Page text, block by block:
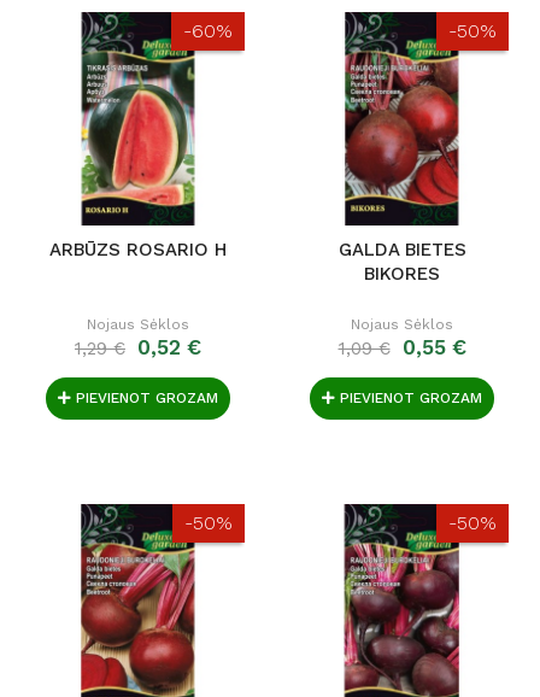
-60%
ARBŪZS ROSARIO H
Nojaus Sėklos
1,29 € 0,52 €
PIEVIENOT GROZAM
-50%
GALDA BIETES
BIKORES
Nojaus Sėklos
1,09 € 0,55 €
PIEVIENOT GROZAM
-50% -50%